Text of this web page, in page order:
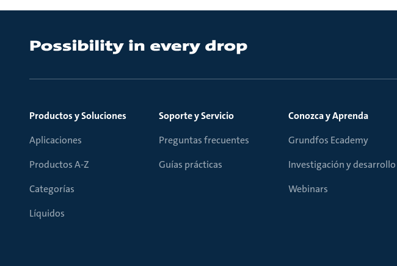
Productos y Soluciones
Aplicaciones
Productos A-Z
Categorías
Líquidos
Soporte y Servicio
Preguntas frecuentes
Guías prácticas
Conozca y Aprenda
Grundfos Ecademy
Investigación y desarrollo
Webinars